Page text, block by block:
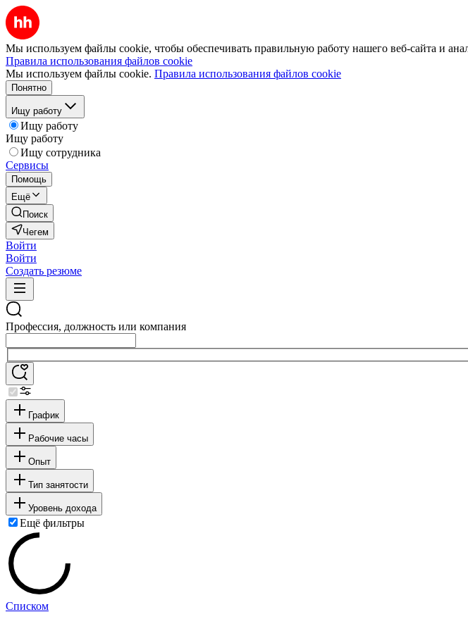
Мы используем файлы cookie, чтобы обеспечивать правильную работу нашего веб-сайта и
Правила использования файлов cookie
Мы используем файлы cookie. Правила использования файлов cookie
Понятно
Ищу работу
Ищу работу
Ищу работу
Ищу сотрудника
Сервисы
Помощь
Ещё
Поиск
Чегем
Войти
Войти
Создать резюме
Профессия, должность или компания
График
Рабочие часы
Опыт
Тип занятости
Уровень дохода
Ещё фильтры
Списком